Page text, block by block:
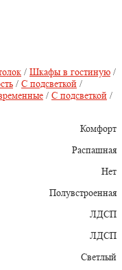
/ Шкафы в гостиную /
/ С подсветкой /
/ С подсветкой /
Комфорт
Распашная
Нет
Полувстроенная
ЛДСП
ЛДСП
Светлый